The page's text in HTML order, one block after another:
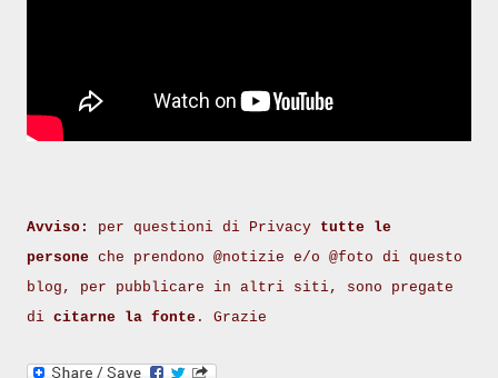
Avviso: per questioni di Privacy tutte le
persone che prendono @notizie e/o @foto di questo
blog, per pubblicare in altri siti, sono pregate
di citarne la fonte . Grazie